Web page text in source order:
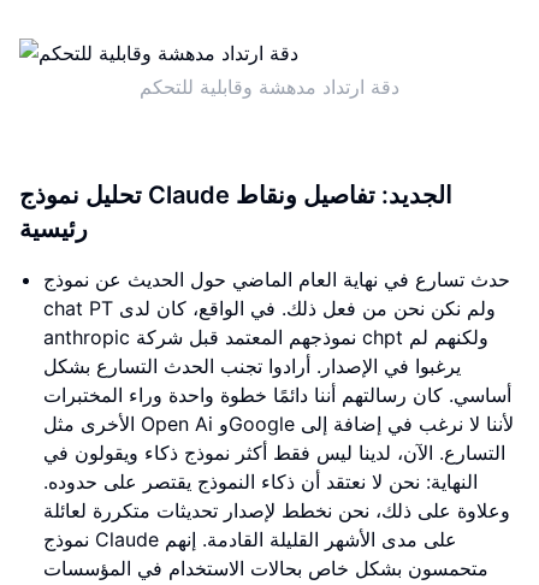
دقة ارتداد مدهشة وقابلية للتحكم
تحليل نموذج Claude الجديد: تفاصيل ونقاط
رئيسية
حدث تسارع في نهاية العام الماضي حول الحديث عن نموذج
chat PT ولم نكن نحن من فعل ذلك. في الواقع، كان لدى
anthropic نموذجهم المعتمد قبل شركة chpt ولكنهم لم
يرغبوا في الإصدار. أرادوا تجنب الحدث التسارع بشكل
أساسي. كان رسالتهم أننا دائمًا خطوة واحدة وراء المختبرات
الأخرى مثل Open Ai وGoogle لأننا لا نرغب في إضافة إلى
التسارع. الآن، لدينا ليس فقط أكثر نموذج ذكاء ويقولون في
النهاية: نحن لا نعتقد أن ذكاء النموذج يقتصر على حدوده.
وعلاوة على ذلك، نحن نخطط لإصدار تحديثات متكررة لعائلة
نموذج Claude على مدى الأشهر القليلة القادمة. إنهم
متحمسون بشكل خاص بحالات الاستخدام في المؤسسات